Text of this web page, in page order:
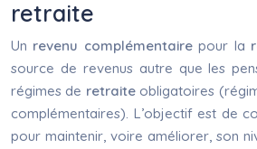
retraite
Un revenu complémentairepour la
source de revenus autre que les
régimes de retraite obligatoires
complémentaires). L’objectif est de
pour maintenir, voire améliorer, son